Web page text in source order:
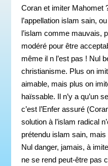
Coran et imiter Mahomet
l’appellation islam sain,
l’islam comme mauvais,
modéré pour être
même il n l’est pas ! Nul
christianisme. Plus on
aimable, mais plus on
haïssable. Il n’y a qu’un
c’est l’Enfer assuré
solution à l’islam radical
prétendu islam sain,
Nul danger, jamais, à
ne se rend peut-être pas